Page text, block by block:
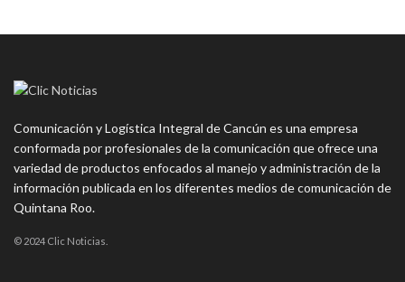
Comunicación y Logística Integral de Cancún es una empresa
conformada por profesionales de la comunicación que ofrece una
variedad de productos enfocados al manejo y administración de la
información publicada en los diferentes medios de comunicación de
Quintana Roo.
© 2024 Clic Noticias.